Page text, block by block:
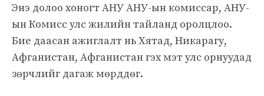
Энэ долоо хоногт АНУ АНУ-ын комиссар, АНУ-
ын Комисс улс жилийн тайланд оролцлоо.
Бие даасан ажиглалт нь Хятад, Никарагу,
Афганистан, Афганистан гэх мэт улс орнуудад
зөрчлийг дагаж мөрддөг.